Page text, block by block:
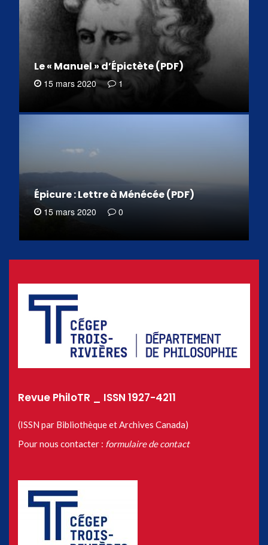
Le « Manuel » d’Épictète (PDF)
15 mars 2020 1
Épicure : Lettre à Ménécée (PDF)
15 mars 2020 0
Revue PhiloTR _ ISSN 1927-4211
(ISSN par Bibliothèque et Archives Canada)
Pour nous contacter : formulaire de contact